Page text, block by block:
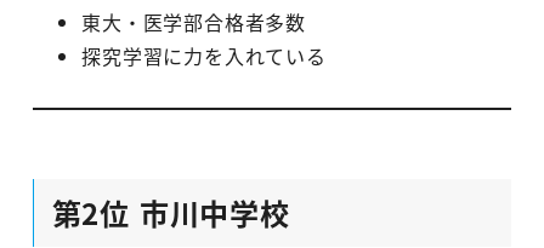
東大・医学部合格者多数
探究学習に力を入れている
第2位 市川中学校